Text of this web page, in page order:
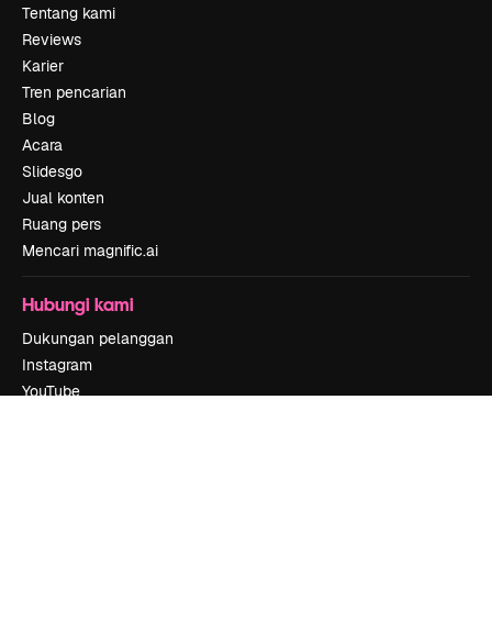
Tentang kami
Reviews
Karier
Tren pencarian
Blog
Acara
Slidesgo
Jual konten
Ruang pers
Mencari magnific.ai
Hubungi kami
Dukungan pelanggan
Instagram
YouTube